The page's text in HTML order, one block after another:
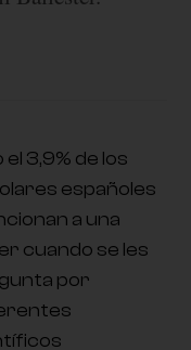
el 3,9% de los
españoles
a una
cuando se les
por